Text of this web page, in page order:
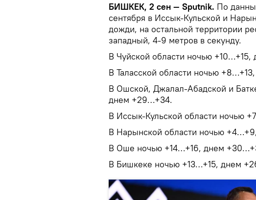
БИШКЕК, 2 сен — Sputnik. По
сентября в Иссык-Кульской и
дожди, на остальной территории
западный, 4-9 метров в секунду.
В Чуйской области ночью
В Таласской области ночью
В Ошской, Джалал-Абадской и
днем +29…+34.
В Иссык-Кульской области ночью
В Нарынской области ночью
В Оше ночью +14…+16, днем
В Бишкеке ночью +13…+15, днем